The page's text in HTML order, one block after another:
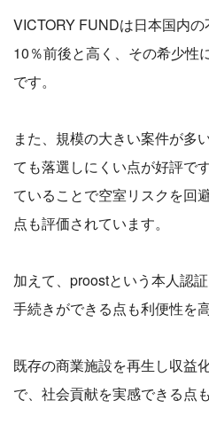
VICTORY FUNDは日本国内
10％前後と高く、その希少性
です。
また、規模の大きい案件が多
ても落選しにくい点が好評で
ていることで空室リスクを回
点も評価されています。
加えて、proostという本人認
手続きができる点も利便性を
既存の商業施設を再生し収益
で、社会貢献を実感できる点